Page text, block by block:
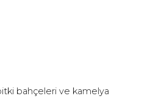
bahçeleri ve kamelya